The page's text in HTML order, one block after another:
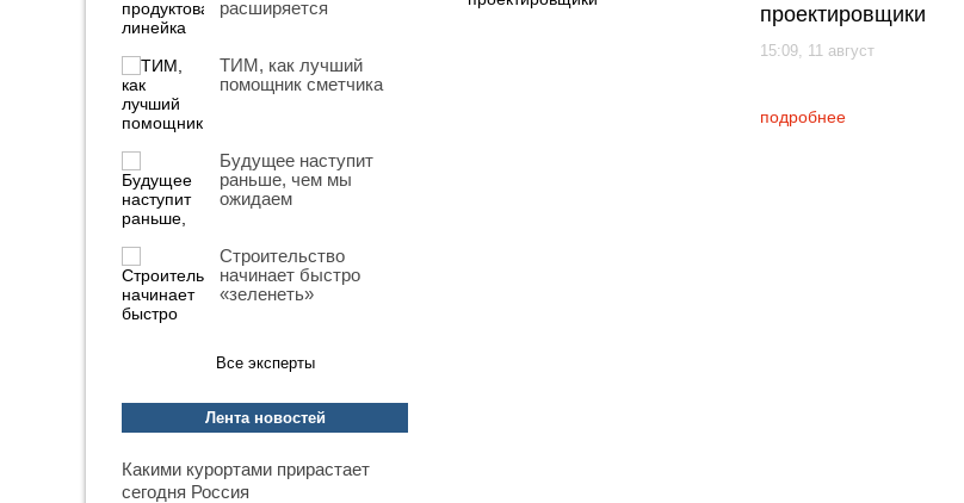
расширяется
ТИМ, как лучший
помощник сметчика
Будущее наступит
раньше, чем мы
ожидаем
Строительство
начинает быстро
«зеленеть»
Все эксперты
Лента новостей
Какими курортами прирастает
сегодня Россия
проектировщики
15:09, 11 август
подробнее